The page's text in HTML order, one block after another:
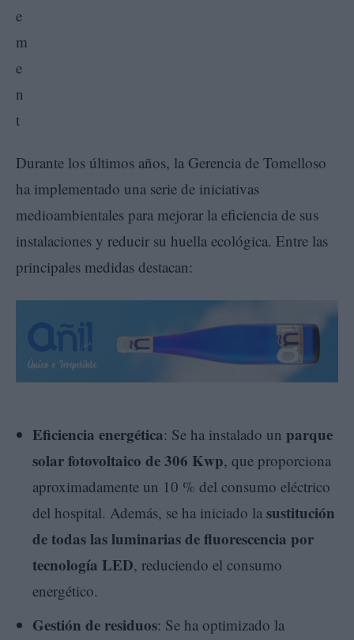
Durante los últimos años, la Gerencia de Tomelloso
ha implementado una serie de iniciativas
medioambientales para mejorar la eficiencia de sus
instalaciones y reducir su huella ecológica. Entre las
principales medidas destacan:
Eficiencia energética: Se ha instalado un parque
solar fotovoltaico de 306 Kwp, que proporciona
aproximadamente un 10 % del consumo eléctrico
del hospital. Además, se ha iniciado la sustitución
de todas las luminarias de fluorescencia por
tecnología LED, reduciendo el consumo
energético.
Gestión de residuos: Se ha optimizado la